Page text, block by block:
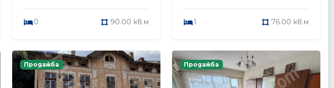
0 90.00 кв.м 1 76.00 кв.м
Продажба Продажба